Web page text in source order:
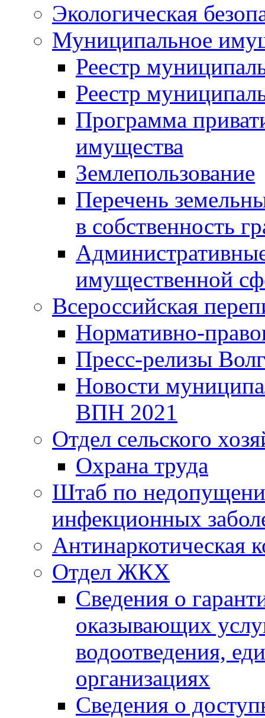
Экологическая
Муниципальное
Реестр
Реестр
Программа
имущества
Землепользование
Перечень
в собственность
имущественной
Всероссийская
Нормативно-
Пресс-релизы
Новости
ВПН 2021
Отдел сельского
Охрана труда
Штаб по
инфекционных
Антинаркотическая
Отдел ЖКХ
Сведения о
оказывающих
водоотведения,
организациях
Сведения о